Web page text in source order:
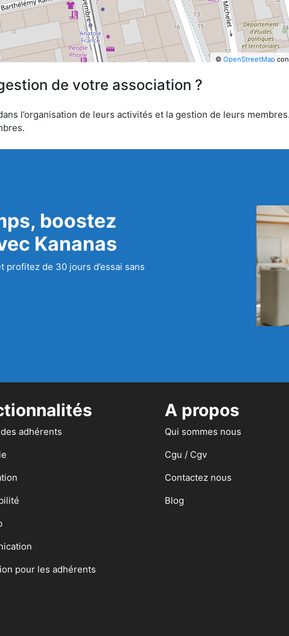
© OpenStreetMap
de votre association ?
l’organisation de leurs activités et la gestion de leurs
boostez
Kananas
de 30 jours d’essai sans
adhérents
pour les adhérents
A propos
Qui sommes nous
Cgu / Cgv
Contactez nous
Blog